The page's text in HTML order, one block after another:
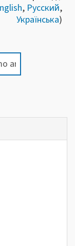
, Русский,
Українська)